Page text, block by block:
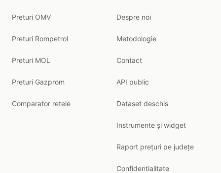
Preturi OMV
Preturi Rompetrol
Preturi MOL
Preturi Gazprom
Comparator retele
Despre noi
Metodologie
Contact
API public
Dataset deschis
Instrumente și widget
Raport prețuri pe județe
Confidentialitate